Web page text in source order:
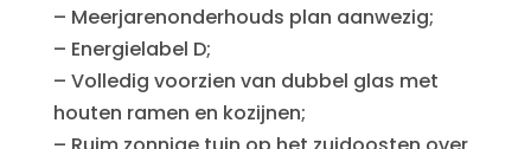
– Meerjarenonderhouds plan aanwezig;
– Energielabel D;
– Volledig voorzien van dubbel glas met
houten ramen en kozijnen;